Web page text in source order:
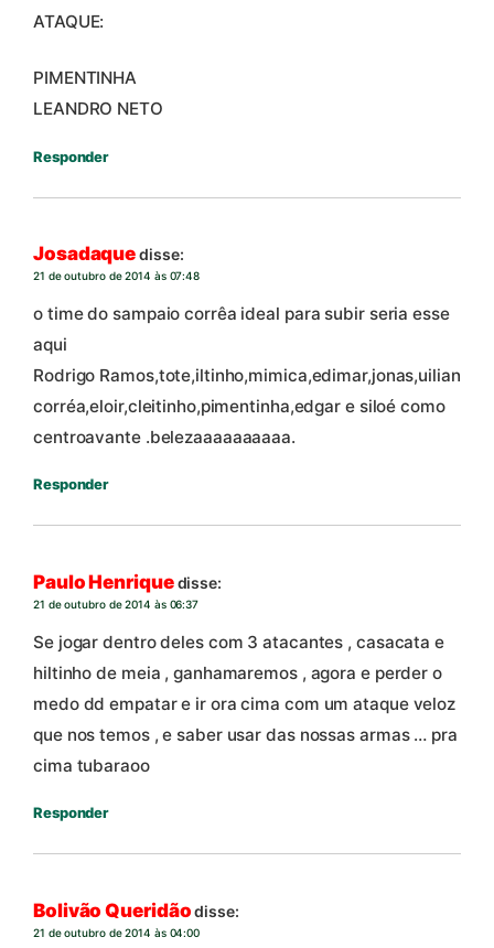
ATAQUE:
PIMENTINHA
LEANDRO NETO
Responder
Josadaquedisse:
21 de outubro de 2014 às 07:48
o time do sampaio corrêa ideal para subir seria esse
aqui
Rodrigo Ramos,tote,iltinho,mimica,edimar,jonas,uilian
corréa,eloir,cleitinho,pimentinha,edgar e siloé como
centroavante .belezaaaaaaaaaa.
Responder
Paulo Henriquedisse:
21 de outubro de 2014 às 06:37
Se jogar dentro deles com 3 atacantes , casacata e
hiltinho de meia , ganhamaremos , agora e perder o
medo dd empatar e ir ora cima com um ataque veloz
que nos temos , e saber usar das nossas armas … pra
cima tubaraoo
Responder
Bolivão Queridãodisse:
21 de outubro de 2014 às 04:00